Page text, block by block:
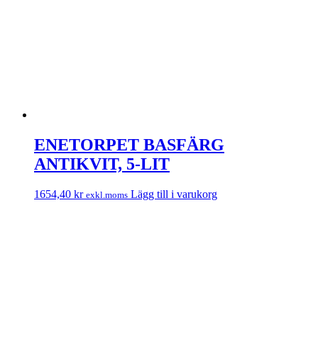
ENETORPET BASFÄRG
ANTIKVIT, 5-LIT
1654,40 kr exkl.moms Lägg till i varukorg